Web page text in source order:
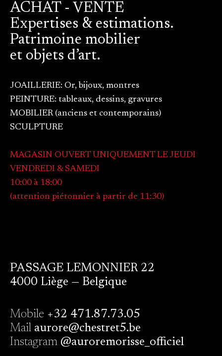
ACHAT - VENTE
Expertises & estimations.
Patrimoine mobilier
et objets d’art.
JOAILLERIE: Or, bijoux, montres
PEINTURE: tableaux, dessins, gravures
MOBILIER (anciens et contemporains)
SCULPTURE
MAGASIN OUVERT UNIQUEMENT LE JEUDI
VENDREDI & SAMEDI
10:00 à 18:00
(attention piétonnier à partir de 11:30)
PASSAGE LEMONNIER 22
4000 Liège — Belgique
Mobile +32 471.87.73.05
Mailaurore@chestret5.be
Instagram@auroremorisse_officiel